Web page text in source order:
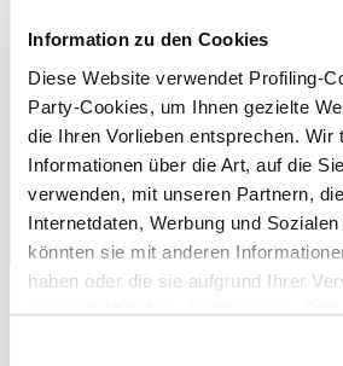
Information zu den Cookies
Diese Website verwendet Profiling-
Party-Cookies, um Ihnen gezielte
die Ihren Vorlieben entsprechen. Wir
Informationen über die Art, auf die
verwenden, mit unseren Partnern,
Internetdaten, Werbung und
könnten sie mit anderen
haben oder die sie aufgrund Ihrer
gesammelt haben, kombinieren.